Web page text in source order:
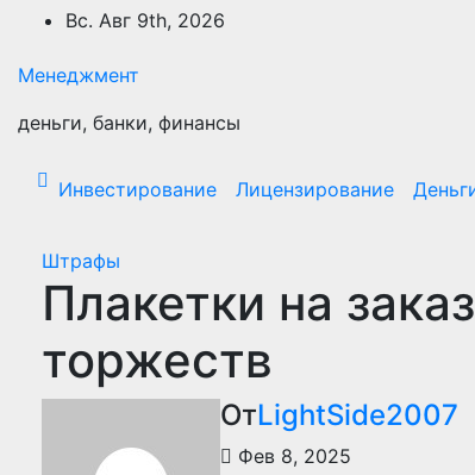
Перейти
содержимому
Вс. Авг 9th, 2026
Менеджмент
деньги, банки, финансы
Инвестирование Лицензирование
Штрафы
Плакетки на
торжеств
ОтLightSide2007
Фев 8, 2025